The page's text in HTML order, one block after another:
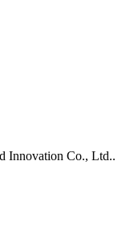
Innovation Co., Ltd..